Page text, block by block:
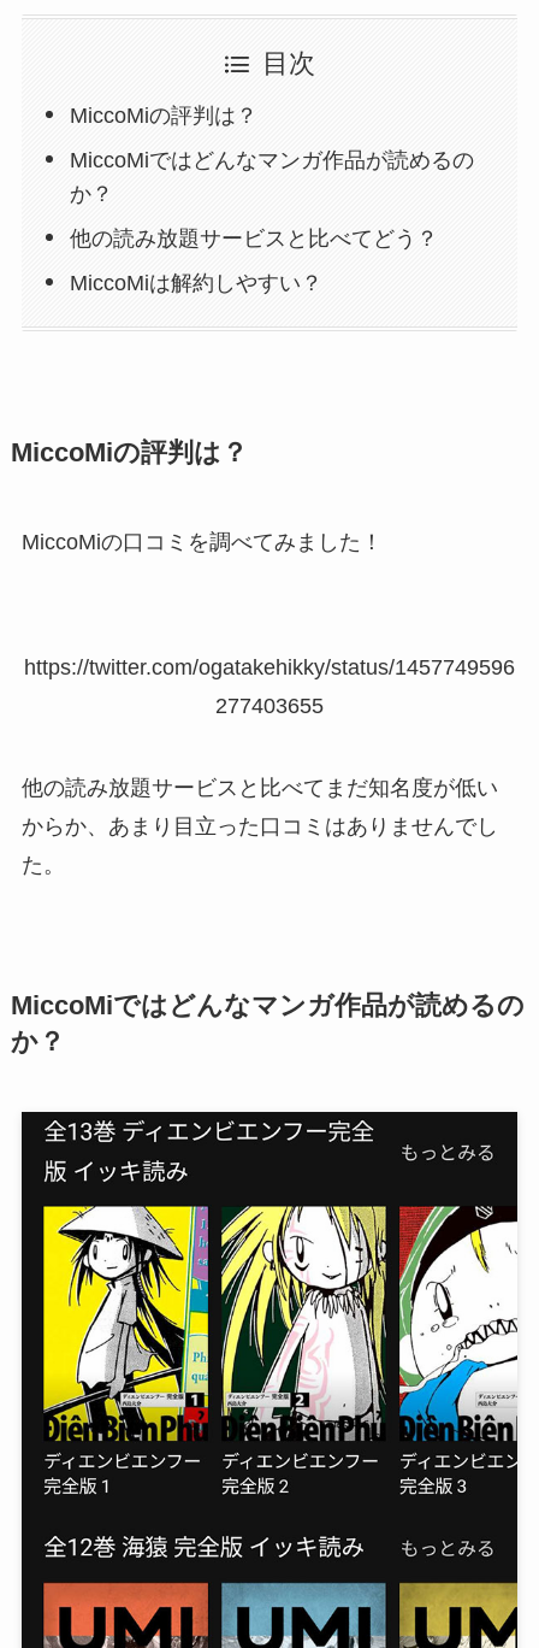
目次
MiccoMiの評判は？
MiccoMiではどんなマンガ作品が読めるの
か？
他の読み放題サービスと比べてどう？
MiccoMiは解約しやすい？
MiccoMiの評判は？
MiccoMiの口コミを調べてみました！
https://twitter.com/ogatakehikky/status/1457749596
277403655
他の読み放題サービスと比べてまだ知名度が低い
からか、あまり目立った口コミはありませんでし
た。
MiccoMiではどんなマンガ作品が読めるの
か？